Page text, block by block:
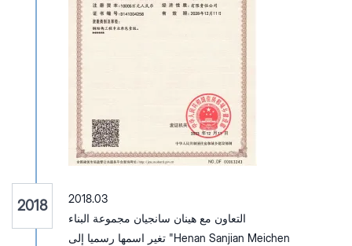
2018
2018.03
التعاون مع هينان سانجيان مجموعة البناء
تغير اسمها رسميا إلى "Henan Sanjian Meichen